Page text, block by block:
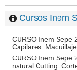
Cursos Inem
CURSO Inem Sepe
Capilares.
CURSO Inem Sepe
natural Cutting.